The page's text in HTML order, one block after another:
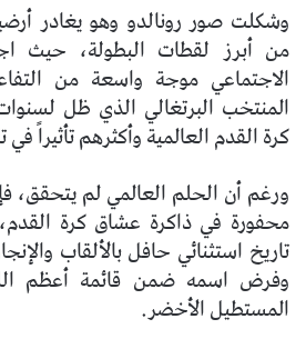
وشكلت صور رونالدو وهو يغادر
من أبرز لقطات البطولة، حيث
الاجتماعي موجة واسعة من
المنتخب البرتغالي الذي ظل
كرة القدم العالمية وأكثرهم تأثيراً في
ورغم أن الحلم العالمي لم يتحقق،
محفورة في ذاكرة عشاق كرة
تاريخ استثنائي حافل بالألقاب
وفرض اسمه ضمن قائمة أعظم
المستطيل الأخضر.